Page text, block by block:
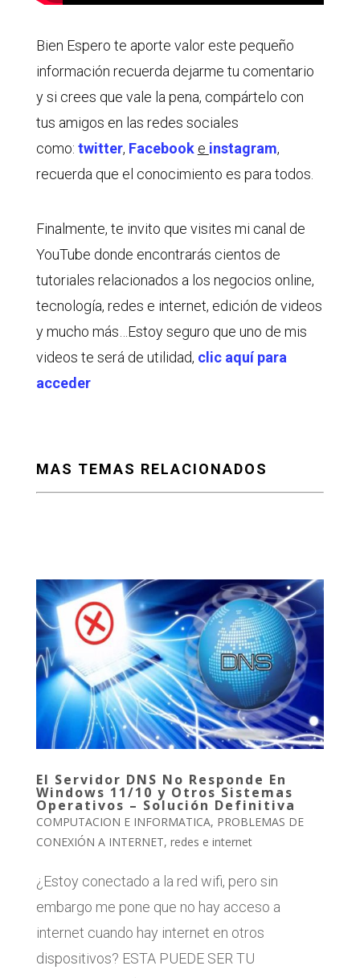
Bien Espero te aporte valor este pequeño
información recuerda dejarme tu comentario
y si crees que vale la pena, compártelo con
tus amigos en las redes sociales
como: twitter, Facebook e instagram,
recuerda que el conocimiento es para todos.
Finalmente, te invito que visites mi canal de
YouTube donde encontrarás cientos de
tutoriales relacionados a los negocios online,
tecnología, redes e internet, edición de videos
y mucho más…Estoy seguro que uno de mis
videos te será de utilidad, clic aquí para
acceder
MAS TEMAS RELACIONADOS
El Servidor DNS No Responde En
Windows 11/10 y Otros Sistemas
Operativos – Solución Definitiva
COMPUTACION E INFORMATICA, PROBLEMAS DE
CONEXIÓN A INTERNET, redes e internet
¿Estoy conectado a la red wifi, pero sin
embargo me pone que no hay acceso a
internet cuando hay internet en otros
dispositivos? ESTA PUEDE SER TU